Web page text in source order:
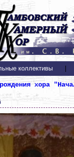
коллективы
хора